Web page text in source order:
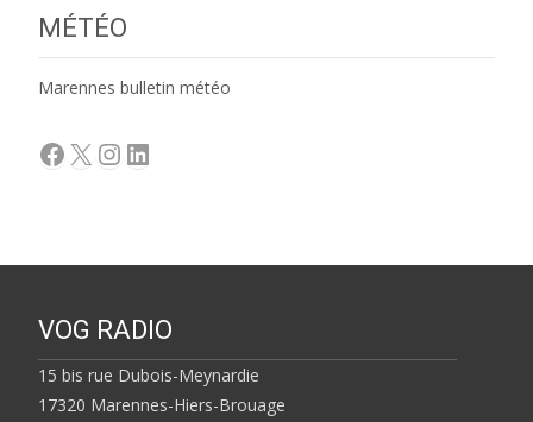
MÉTÉO
Marennes bulletin météo
Facebook
X Instagram
LinkedIn
VOG RADIO
15 bis rue Dubois-Meynardie
17320 Marennes-Hiers-Brouage